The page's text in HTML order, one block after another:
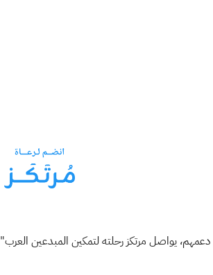
يواصل مرتكز رحلته لتمكين المبدعين العرب"